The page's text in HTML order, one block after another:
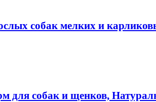
собак мелких и
для собак и щенков,